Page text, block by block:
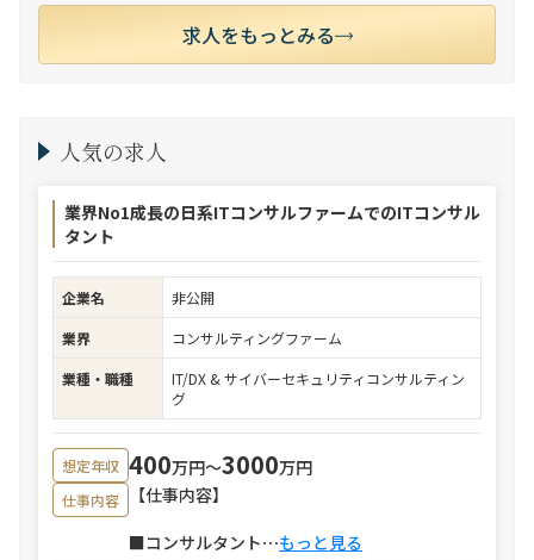
求人をもっとみる
人気の求人
業界No1成長の日系ITコンサルファームでのITコンサル
タント
企業名
非公開
業界
コンサルティングファーム
業種・職種
IT/DX & サイバーセキュリティコンサルティン
グ
想定年収 400万円〜3000万円
仕事内容
【仕事内容】
■コンサルタント⋯もっと見る